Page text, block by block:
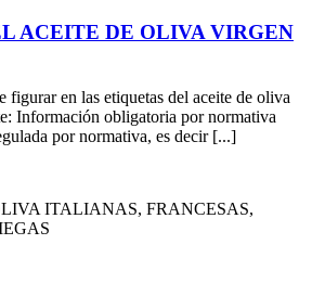
ACEITE DE OLIVA VIRGEN
figurar en las etiquetas del aceite de oliva
Información obligatoria por normativa
por normativa, es decir [...]